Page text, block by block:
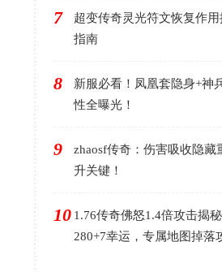
7
超变传奇灵光符文恢复作
指南
8
新服必看！凤凰套隐身+神
性全曝光！
9
zhaosf传奇：伤害吸收隐藏
升关键！
10 1.76传奇佛怒1.4倍攻击揭
280+7幸运，专属地图掉落